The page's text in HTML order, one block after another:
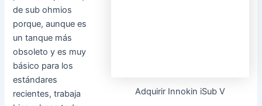
de sub ohmios
porque, aunque es
un tanque más obsoleto y es muy básico para los
estándares recientes, trabaja bien y hace todo cuanto
requiere de un tanque. Tiene un diseño de llenado superior
fácil, un tanque de 3 ml de aptitud (de lados rectos) y un
sistema de fluído de aire ajustable con apariencia de ranura